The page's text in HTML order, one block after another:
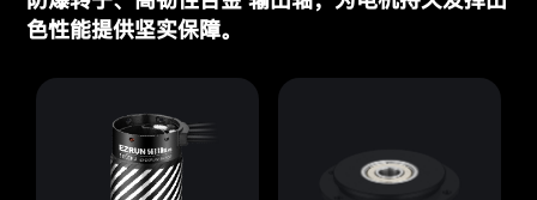
色性能提供坚实保障。